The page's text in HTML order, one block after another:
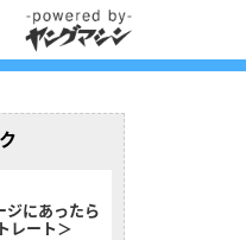
ジにあったら
レート＞